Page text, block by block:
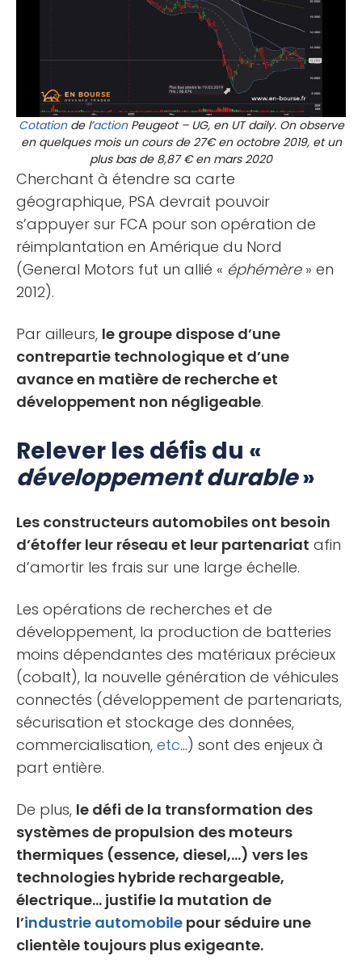
Cotationde l’actionPeugeot – UG, en UT daily. On observe
en quelques mois un cours de 27€ en octobre 2019, et un
plus bas de 8,87 € en mars 2020
Cherchant à étendre sa carte
géographique, PSA devrait pouvoir
s’appuyer sur FCA pour son opération de
réimplantation en Amérique du Nord
(General Motors fut un allié « éphémère» en
2012).
Par ailleurs, le groupe dispose d’une
contrepartie technologique et d’une
avance en matière de recherche et
développement non négligeable.
Relever les défis du «
développement durable»
Les constructeurs automobiles ont besoin
d’étoffer leur réseau et leur partenariat afin
d’amortir les frais sur une large échelle.
Les opérations de recherches et de
développement, la production de batteries
moins dépendantes des matériaux précieux
(cobalt), la nouvelle génération de véhicules
connectés (développement de partenariats,
sécurisation et stockage des données,
commercialisation, etc…) sont des enjeux à
part entière.
De plus, le défi de la transformation des
systèmes de propulsion des moteurs
thermiques (essence, diesel,…) vers les
technologies hybride rechargeable,
électrique… justifie la mutation de
l’industrie automobile pour séduire une
clientèle toujours plus exigeante.